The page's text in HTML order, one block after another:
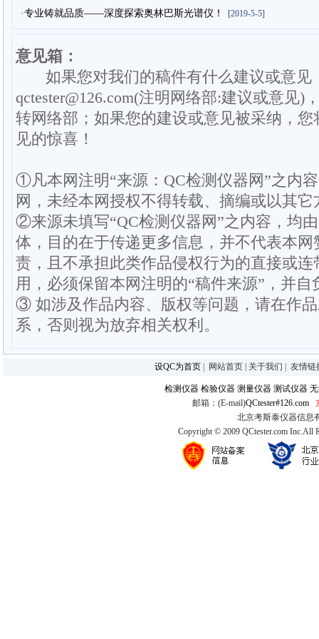
·专业铸就品质——深度探索奥林巴斯光谱仪！ [2019-5-5]
意见箱：
如果您对我们的稿件有什么建议或意见
qctester@126.com(注明网络部:建议或意见)
转网络部；如果您的建设或意见被采纳，
见的惊喜！
①凡本网注明“来源：QC检测仪器网”之内
网，未经本网授权不得转载、摘编或以其它
②来源未填写“QC检测仪器网”之内容，均
体，目的在于传递更多信息，并不代表本
责，且不承担此类作品侵权行为的直接或
用，必须保留本网注明的“稿件来源”，并
③ 如涉及作品内容、版权等问题，请在作
系，否则视为放弃相关权利。
设QC为首页 网站首页 关于我们 友情链
检测仪器 检验仪器 测量仪器 测试仪器
邮箱：(E-mail)QCtester#126.com
北京考斯泰仪器信息
Copyright © 2009 QCtester.com Inc.All